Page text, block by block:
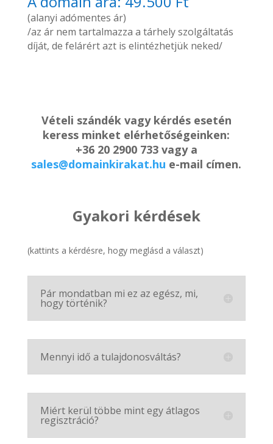
(alanyi adómentes ár)
/az ár nem tartalmazza a tárhely szolgáltatás
díját, de felárért azt is elintézhetjük neked/
Vételi szándék vagy kérdés esetén
keress minket elérhetőségeinken:
+36 20 2900 733 vagy a
sales@domainkirakat.hu e-mail címen.
Gyakori kérdések
(kattints a kérdésre, hogy meglásd a választ)
Pár mondatban mi ez az egész, mi,
hogy történik?
Mennyi idő a tulajdonosváltás?
Miért kerül többe mint egy átlagos
regisztráció?